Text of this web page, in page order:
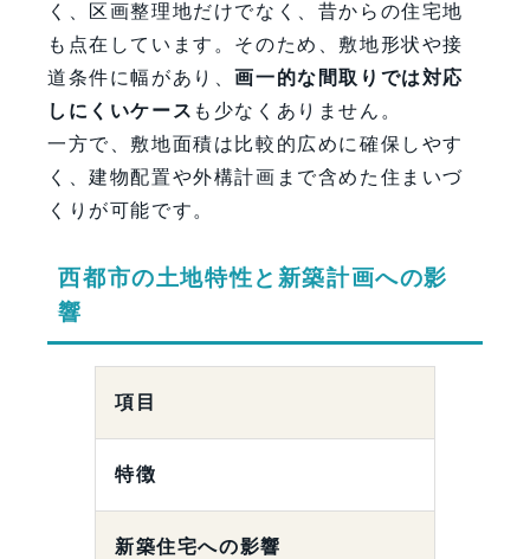
く、区画整理地だけでなく、昔からの住宅地
も点在しています。そのため、敷地形状や接
道条件に幅があり、画一的な間取りでは対応
しにくいケース も少なくありません。
一方で、敷地面積は比較的広めに確保しやす
く、建物配置や外構計画まで含めた住まいづ
くりが可能です。
西都市の土地特性と新築計画への影
響
項目
特徴
新築住宅への影響